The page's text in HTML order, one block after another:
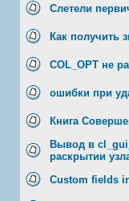
Слетели
Как получить
COL_OPT не
ошибки при
Книга
Вывод в
раскрытии
Custom fields